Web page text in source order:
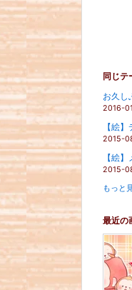
同じテ
お久し
2016-
【絵
2015-
【絵
2015-
もっと
最近の